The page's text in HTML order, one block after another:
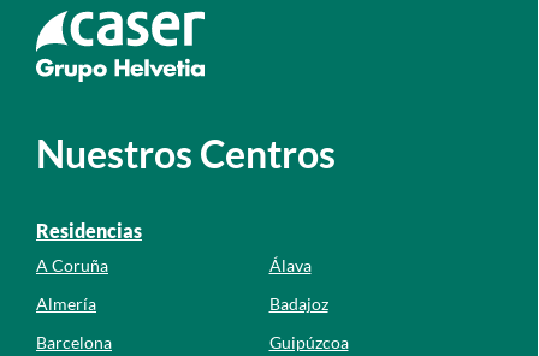
Ir a la web de caser
Nuestros Centros
Residencias
A Coruña
Álava
Almería
Badajoz
Barcelona
Guipúzcoa